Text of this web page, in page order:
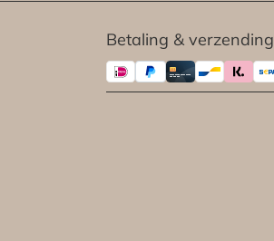
Betaling & verzending